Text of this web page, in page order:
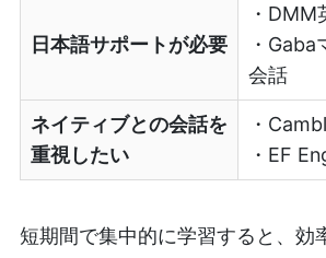
日本語サポートが必要
・DMM
・
会話
ネイティブとの会話を
重視したい
・
・EF
短期間で集中的に学習すると、効